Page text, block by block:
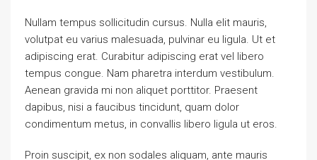
Nullam tempus sollicitudin cursus. Nulla elit mauris,
volutpat eu varius malesuada, pulvinar eu ligula. Ut et
adipiscing erat. Curabitur adipiscing erat vel libero
tempus congue. Nam pharetra interdum vestibulum.
Aenean gravida mi non aliquet porttitor. Praesent
dapibus, nisi a faucibus tincidunt, quam dolor
condimentum metus, in convallis libero ligula ut eros.
Proin suscipit, ex non sodales aliquam, ante mauris